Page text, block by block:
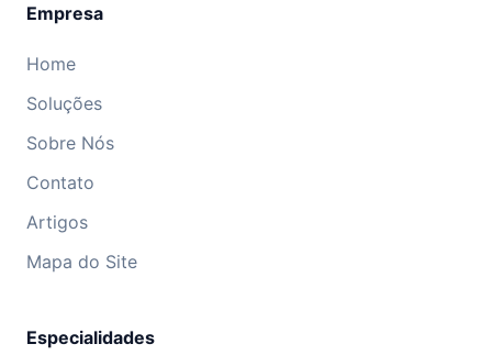
Empresa
Home
Soluções
Sobre Nós
Contato
Artigos
Mapa do Site
Especialidades